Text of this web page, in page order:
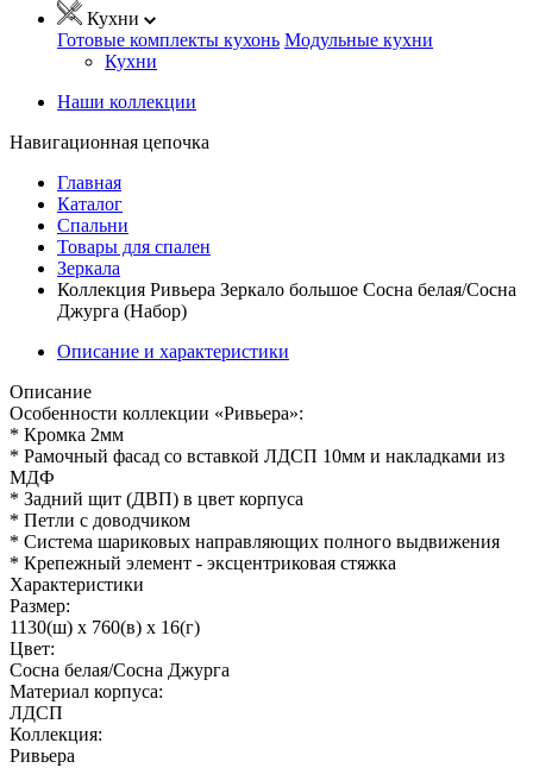
Кухни
Готовые комплекты кухонь Модульные кухни
Кухни
Наши коллекции
Навигационная цепочка
Главная
Каталог
Спальни
Товары для спален
Зеркала
Коллекция Ривьера Зеркало большое Сосна белая/Сосна
Джурга (Набор)
Описание и характеристики
Описание
Особенности коллекции «Ривьера»:
* Кромка 2мм
* Рамочный фасад со вставкой ЛДСП 10мм и накладками из
МДФ
* Задний щит (ДВП) в цвет корпуса
* Петли с доводчиком
* Система шариковых направляющих полного выдвижения
* Крепежный элемент - эксцентриковая стяжка
Характеристики
Размер:
1130(ш) x 760(в) x 16(г)
Цвет:
Сосна белая/Сосна Джурга
Материал корпуса:
ЛДСП
Коллекция:
Ривьера